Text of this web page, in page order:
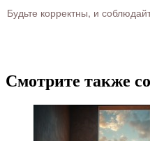
Будьте корректны, и
Смотрите также